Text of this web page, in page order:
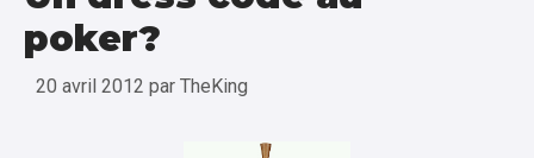
poker?
20 avril 2012 par TheKing